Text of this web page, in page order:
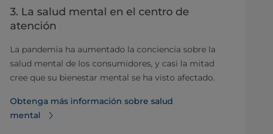
3. La salud mental en el centro de
atención
La pandemia ha aumentado la conciencia sobre la
salud mental de los consumidores, y casi la mitad
cree que su bienestar mental se ha visto afectado.
Obtenga más información sobre salud
mental